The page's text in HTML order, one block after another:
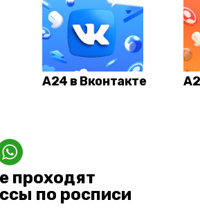
А24 в Вконтакте
проходят
по росписи